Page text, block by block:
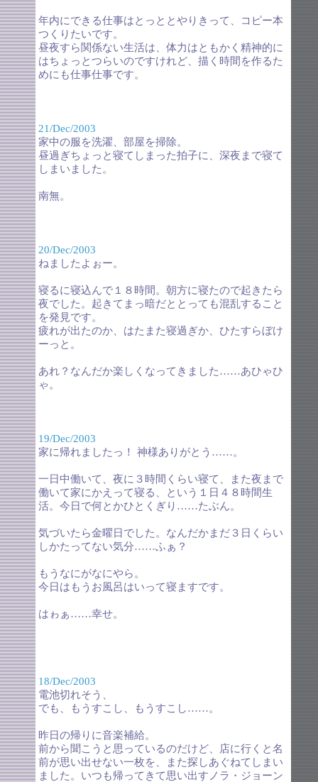
年内にできる仕事はとっととやりきって、コピー本
つくりたいです。
昼夜すら関係ない生活は、体力はともかく精神的に
はちょっとつらいのですけれど、描く時間を作るた
めにも仕事仕事です。
21/Dec/2003
家中の服を洗濯、部屋を掃除。
昼過ぎちょっと寝てしまった拍子に、深夜まで寝て
しまいました。
南無。
20/Dec/2003
ねましたよぉー。
寝るに寝込んで１８時間。朝方に寝たので起きたら
夜でした。起きてまっ暗だととっても混乱すること
を発見です。
疲れが出たのか、はたまた寝過ぎか、ひたすらぼけ
ーっと。
あれ？なんだか楽しくなってきました……あひゃひ
ゃ。
19/Dec/2003
家に帰れましたっ！ 神様ありがとう……。
一日中働いて、夜に３時間くらい寝て、また夜まで
働いて家にかえって寝る、という１日４８時間生
活。今日で何とかひとくぎり……たぶん。
気づいたら金曜日でした。なんだかまだ３日くらい
しかたってない気分……ふぁ？
もうなにがなにやら。
今日はもうお風呂はいって寝ますです。
はゎぁ……幸せ。
18/Dec/2003
電池切れそう、
でも、もうすこし、もうすこし……。
昨日の帰りに音楽補給。
前から聞こうと思っているのだけど、店に行くと名
前が思い出せない一枚を、また探しあぐねてしまい
ました。いつも帰ってきて思い出すノラ・ジョーン